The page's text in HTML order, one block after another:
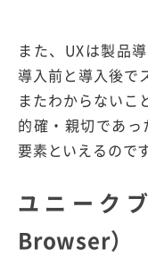
また、UXは製品
導入前と導入後で
またわからないこ
的確・親切であ
要素といえるのです
ユニーク
Browser）